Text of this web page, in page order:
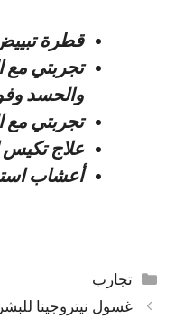
قطرة
تجربتي مع
والحسد
تجربتي مع
علاج تكيس
أعشاب
التصنيفات
تجارب
غسول نيتروجينا